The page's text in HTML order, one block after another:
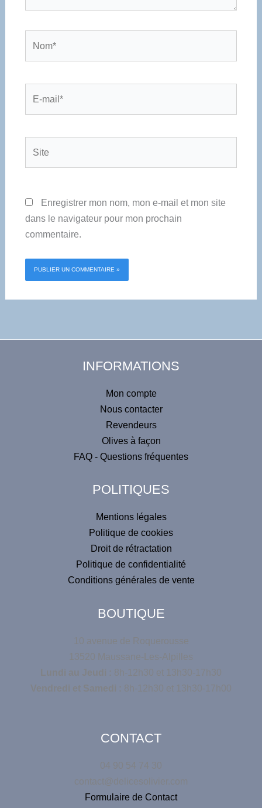
Enregistrer mon nom, mon e-mail et mon site
dans le navigateur pour mon prochain
commentaire.
INFORMATIONS
Mon compte
Nous contacter
Revendeurs
Olives à façon
FAQ - Questions fréquentes
POLITIQUES
Mentions légales
Politique de cookies
Droit de rétractation
Politique de confidentialité
Conditions générales de vente
BOUTIQUE
10 avenue de Roquerousse
13520 Maussane-Les-Alpilles
Lundi au Jeudi : 8h-12h30 et 13h30-17h30
Vendredi et Samedi : 8h-12h30 et 13h30-17h00
CONTACT
04 90 54 74 30
contact@delicesolivier.com
Formulaire de Contact